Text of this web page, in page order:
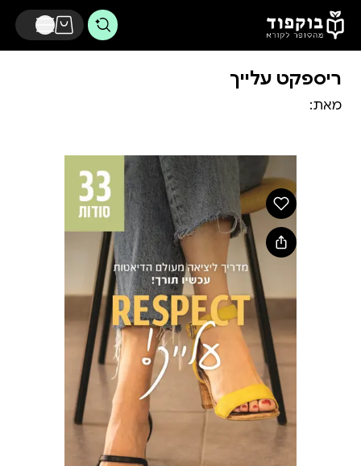
דלג לתוכן הראשי
ריספקט עלייך
מאת: